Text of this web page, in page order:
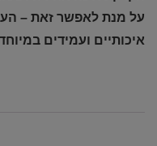
על מנת לאפשר זאת –
איכותיים ועמידים במיוחד